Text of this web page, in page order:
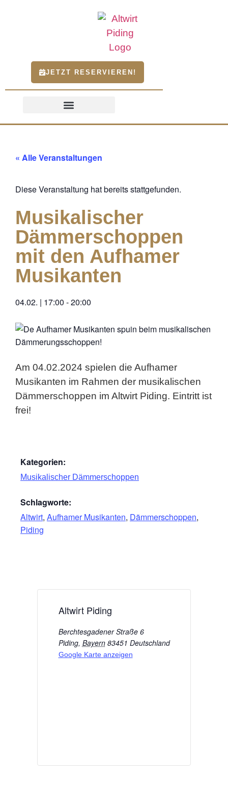
JETZT RESERVIEREN!
« Alle Veranstaltungen
Diese Veranstaltung hat bereits stattgefunden.
Musikalischer
Dämmerschoppen
mit den Aufhamer
Musikanten
04.02. | 17:00 -20:00
Am 04.02.2024 spielen die Aufhamer
Musikanten im Rahmen der musikalischen
Dämmerschoppen im Altwirt Piding. Eintritt ist
frei!
Kategorien:
Musikalischer Dämmerschoppen
Schlagworte:
Altwirt, Aufhamer Musikanten, Dämmerschoppen,
Piding
Altwirt Piding
Berchtesgadener Straße 6
Piding, Bayern 83451 Deutschland
Google Karte anzeigen